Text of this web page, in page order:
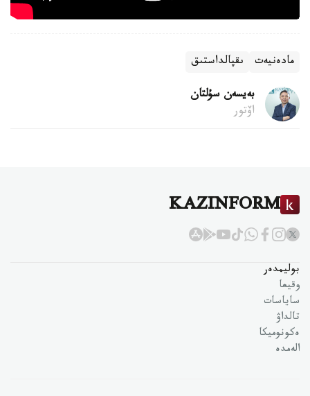
مادەنيەت ىقپالداستىق
بەيسەن سۇلتان
اۆتور
KAZINFORM
بوليمدەر
وقيعا
ساياسات
تالداۋ
ەكونوميكا
الەمدە